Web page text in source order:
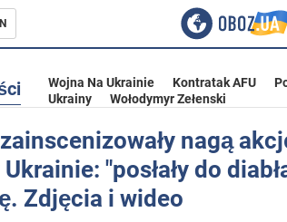
Wojna Na Ukrainie Kontratak AFU
Ukrainy
Wołodymyr Zełenski
nagą
"posłały do
Zdjęcia i wideo